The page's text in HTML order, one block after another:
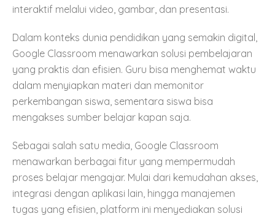
interaktif melalui video, gambar, dan presentasi.
Dalam konteks dunia pendidikan yang semakin digital,
Google Classroom menawarkan solusi pembelajaran
yang praktis dan efisien. Guru bisa menghemat waktu
dalam menyiapkan materi dan memonitor
perkembangan siswa, sementara siswa bisa
mengakses sumber belajar kapan saja.
Sebagai salah satu media, Google Classroom
menawarkan berbagai fitur yang mempermudah
proses belajar mengajar. Mulai dari kemudahan akses,
integrasi dengan aplikasi lain, hingga manajemen
tugas yang efisien, platform ini menyediakan solusi